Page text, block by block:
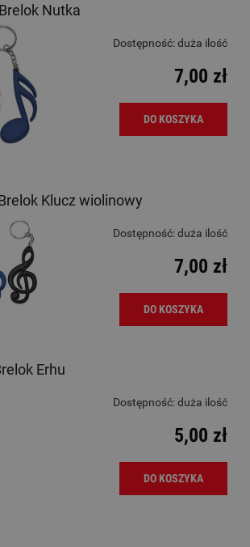
Nutka
Dostępność:duża ilość
7,00 zł
DO KOSZYKA
Klucz wiolinowy
Dostępność:duża ilość
7,00 zł
DO KOSZYKA
Erhu
Dostępność:duża ilość
5,00 zł
DO KOSZYKA